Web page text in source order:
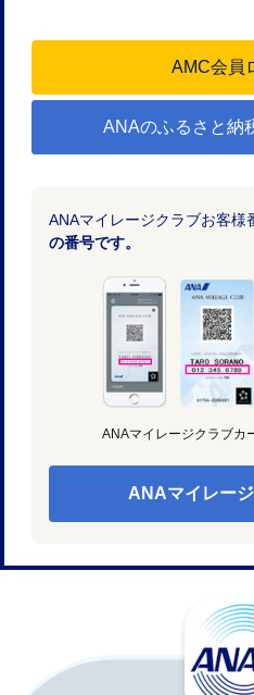
ANAのふるさと納
ANAマイレージクラブお客様
の番号です。
ANAマイレージクラブカ
ANAマイレー